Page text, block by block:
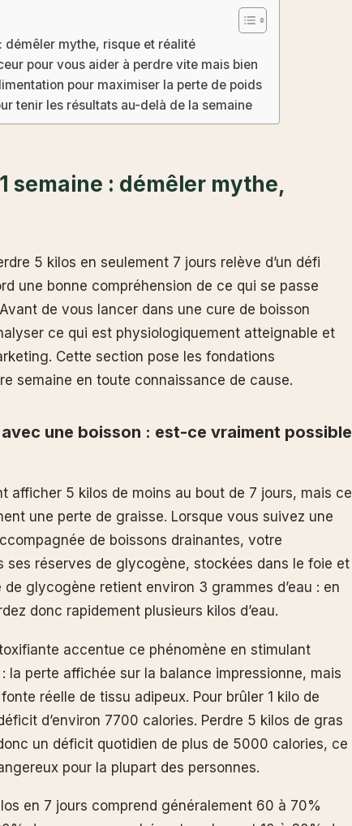
démêler mythe, risque et réalité
pour vous aider à perdre vite mais bien
pour maximiser la perte de poids
tenir les résultats au-delà de la semaine
semaine : démêler mythe,
5 kilos en seulement 7 jours relève d’un défi
une bonne compréhension de ce qui se passe
de vous lancer dans une cure de boisson
ce qui est physiologiquement atteignable et
Cette section pose les fondations
semaine en toute connaissance de cause.
une boisson : est-ce vraiment possible
afficher 5 kilos de moins au bout de 7 jours, mais ce
une perte de graisse. Lorsque vous suivez une
de boissons drainantes, votre
ses réserves de glycogène, stockées dans le foie et
glycogène retient environ 3 grammes d’eau : en
donc rapidement plusieurs kilos d’eau.
accentue ce phénomène en stimulant
la perte affichée sur la balance impressionne, mais
réelle de tissu adipeux. Pour brûler 1 kilo de
d’environ 7700 calories. Perdre 5 kilos de gras
un déficit quotidien de plus de 5000 calories, ce
pour la plupart des personnes.
en 7 jours comprend généralement 60 à 70%